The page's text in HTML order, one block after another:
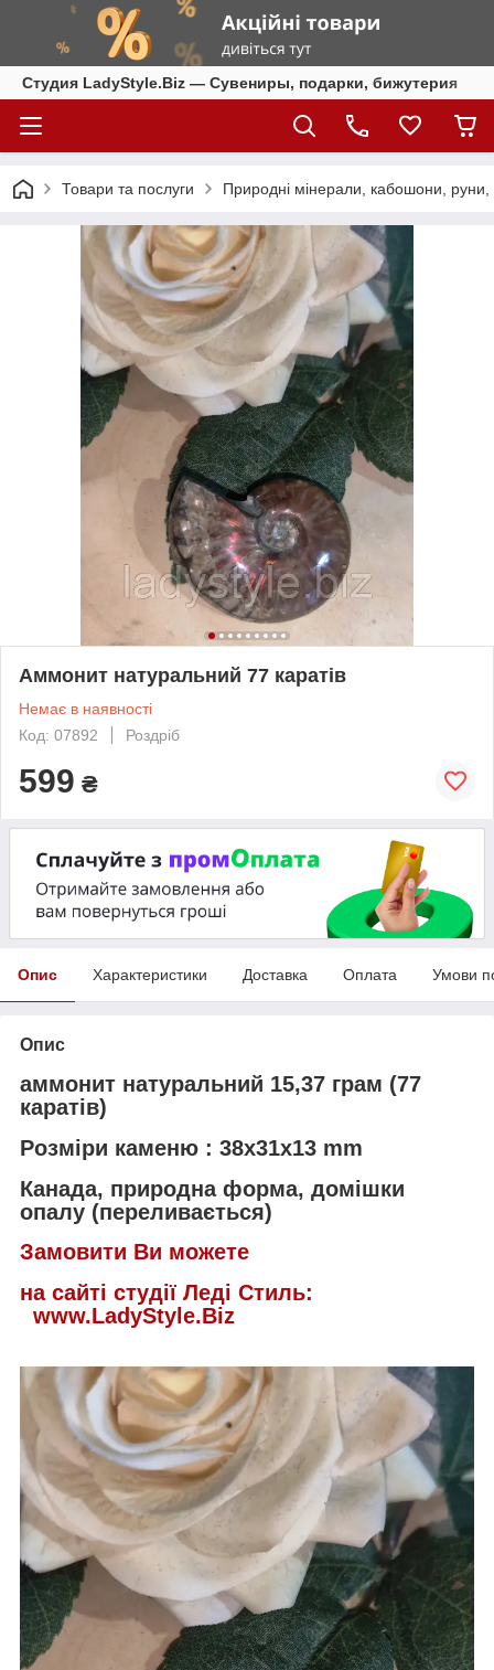
Студия LadyStyle.Biz — Сувениры, подарки, бижутерия
Товари та послуги Природні мінерали, кабошони, руни,
Аммонит натуральний 77 каратів
Немає в наявності
Код: 07892
Роздріб
599 ₴
Опис Характеристики Доставка Оплата Умови
Опис
аммонит натуральний 15,37 грам (77
каратів)
Розміри каменю : 38х31х13 mm
Канада, природна форма, домішки
опалу (переливається)
Замовити Ви можете
на сайті студії Леді Стиль:
www.LadyStyle.Biz